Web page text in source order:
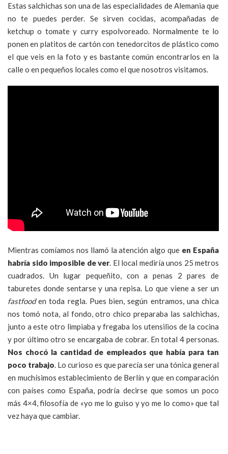
Estas salchichas son una de las especialidades de Alemania que
no te puedes perder. Se sirven cocidas, acompañadas de
ketchup o tomate y curry espolvoreado. Normalmente te lo
ponen en platitos de cartón con tenedorcitos de plástico como
el que veis en la foto y es bastante común encontrarlos en la
calle o en pequeños locales como el que nosotros visitamos.
Mientras comíamos nos llamó la atención algo que en España
habría sido imposible de ver. El local mediría unos 25 metros
cuadrados. Un lugar pequeñito, con a penas 2 pares de
taburetes donde sentarse y una repisa. Lo que viene a ser un
fastfooden toda regla. Pues bien, según entramos, una chica
nos tomó nota, al fondo, otro chico preparaba las salchichas,
junto a este otro limpiaba y fregaba los utensilios de la cocina
y por último otro se encargaba de cobrar. En total 4 personas.
Nos chocó la cantidad de empleados que había para tan
poco trabajo. Lo curioso es que parecía ser una tónica general
en muchísimos establecimiento de Berlín y que en comparación
con países como España, podría decirse que somos un poco
más 4×4, filosofía de «yo me lo guiso y yo me lo como» que tal
vez haya que cambiar.